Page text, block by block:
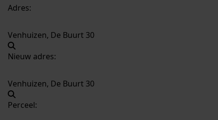
Adres:
Venhuizen, De Buurt 30
Nieuw adres:
Venhuizen, De Buurt 30
Perceel: